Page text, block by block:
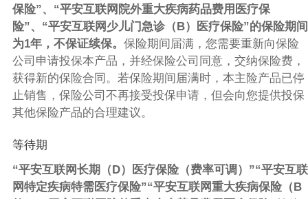
保险”、“平安互联网院外重大疾病药品费用医疗保
险”、“平安互联网少儿门急诊（B）医疗保险”的保险期间
为1年，不保证续保。 保险期间届满，您需要重新向保险
公司申请投保本产品，并经保险公司同意，交纳保险费，
获得新的保险合同。若保险期间届满时，本主险产品已停
止销售，保险公司不再接受投保申请，但会向您提供投保
其他保险产品的合理建议。
等待期
“平安互联网长期（D）医疗保险（费率可调）”“平安互联
网特定疾病特需医疗保险”“平安互联网重大疾病保险（B